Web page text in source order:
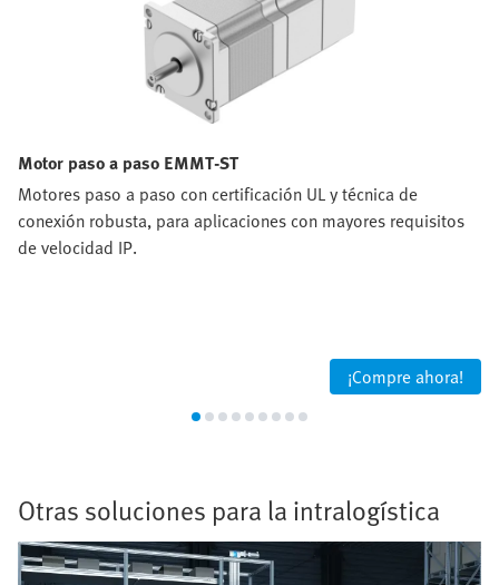
Motor paso a paso EMMT-ST
Motores paso a paso con certificación UL y técnica de
conexión robusta, para aplicaciones con mayores requisitos
de velocidad IP.
¡Compre ahora!
Otras soluciones para la intralogística